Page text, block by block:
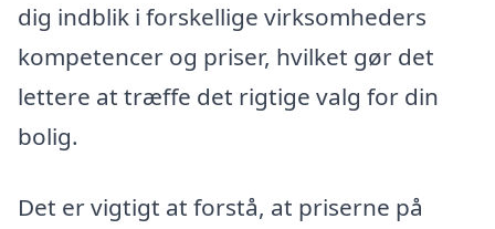
dig indblik i forskellige virksomheders
kompetencer og priser, hvilket gør det
lettere at træffe det rigtige valg for din
bolig.
Det er vigtigt at forstå, at priserne på